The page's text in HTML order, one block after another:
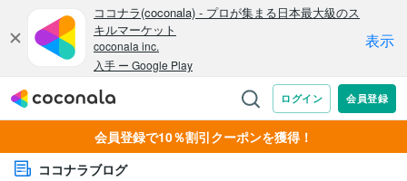
会員登録で10％割引クーポンを獲得！
ココナラブログ